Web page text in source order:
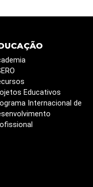
Educativos
Internacional de